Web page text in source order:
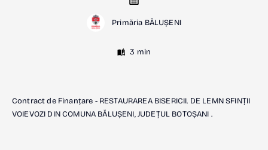
Primăria BĂLUȘENI
3 min
Contract de Finanțare - RESTAURAREA BISERICII. DE LEMN SFINȚII
VOIEVOZI DIN COMUNA BĂLUȘENI, JUDEȚUL BOTOȘANI .